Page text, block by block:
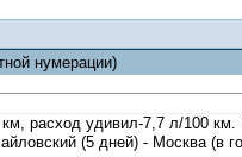
нумерации)
расход удивил-7,7 л/100
(5 дней) - Москва (в